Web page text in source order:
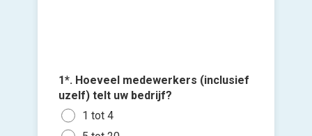
1*. Hoeveel medewerkers (inclusief
uzelf) telt uw bedrijf?
1 tot 4